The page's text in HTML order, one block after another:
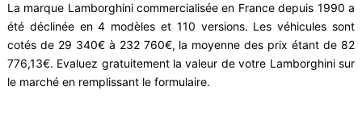
La marque Lamborghini commercialisée en France depuis 1990 a
été déclinée en 4 modèles et 110 versions. Les véhicules sont
cotés de 29 340€ à 232 760€, la moyenne des prix étant de 82
776,13€. Evaluez gratuitement la valeur de votre Lamborghini sur
le marché en remplissant le formulaire.